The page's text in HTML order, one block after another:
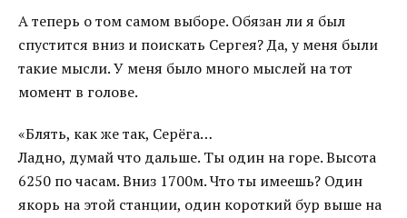
А теперь о том самом выборе. Обязан ли я был
спустится вниз и поискать Сергея? Да, у меня были
такие мысли. У меня было много мыслей на тот
момент в голове.
«Блять, как же так, Серёга…
Ладно, думай что дальше. Ты один на горе. Высота
6250 по часам. Вниз 1700м. Что ты имеешь? Один
якорь на этой станции, один короткий бур выше на